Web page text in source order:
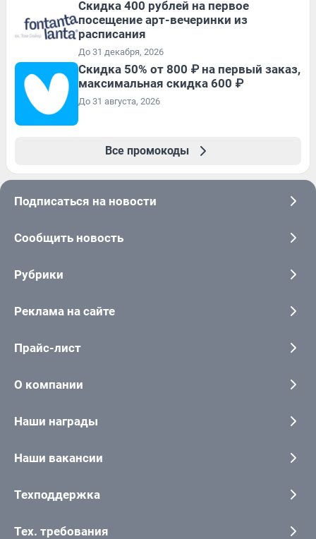
Cкидка 400 рублей на первое
посещение арт-вечеринки из
расписания
До 31 декабря, 2026
Скидка 50% от 800 ₽ на первый заказ,
максимальная скидка 600 ₽
До 31 августа, 2026
Все промокоды
Подписаться на новости
Сообщить новость
Рубрики
Реклама на сайте
Прайс-лист
О компании
Наши награды
Наши вакансии
Техподдержка
Тех. требования